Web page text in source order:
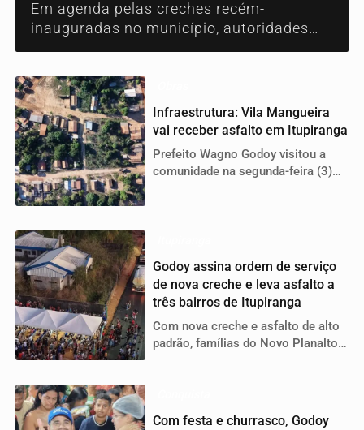
Em agenda pelas creches recém-
inauguradas no município, autoridades
destacaram o empenho da gestão Wagno
fundamentais para a educação infantil
Infraestrutura: Vila Mangueira
vai receber asfalto em Itupiranga
Prefeito Wagno Godoy visitou a
comunidade na segunda-feira (3)
Godoy assina ordem de serviço
de nova creche e leva asfalto a
três bairros de Itupiranga
Com nova creche e asfalto de alto
padrão, famílias do Novo Planalto,
Com festa e churrasco, Godoy